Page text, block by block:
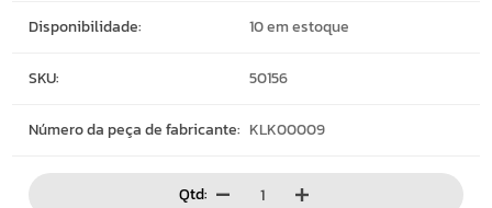
Disponibilidade: 10 em estoque
SKU: 50156
Número da peça de fabricante: KLK00009
Qtd: